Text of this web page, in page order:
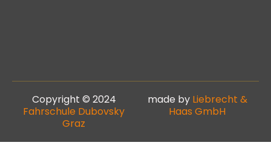
Copyright © 2024
Fahrschule Dubovsky
Graz
made by Liebrecht &
Haas GmbH